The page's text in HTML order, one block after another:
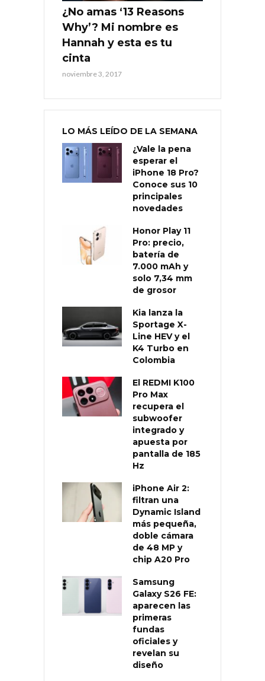
¿No amas ‘13 Reasons
Why’? Mi nombre es
Hannah y esta es tu
cinta
noviembre 3, 2017
LO MÁS LEÍDO DE LA SEMANA
¿Vale la pena
esperar el
iPhone 18 Pro?
Conoce sus 10
principales
novedades
Honor Play 11
Pro: precio,
batería de
7.000 mAh y
solo 7,34 mm
de grosor
Kia lanza la
Sportage X-
Line HEV y el
K4 Turbo en
Colombia
El REDMI K100
Pro Max
recupera el
subwoofer
integrado y
apuesta por
pantalla de 185
Hz
iPhone Air 2:
filtran una
Dynamic Island
más pequeña,
doble cámara
de 48 MP y
chip A20 Pro
Samsung
Galaxy S26 FE:
aparecen las
primeras
fundas
oficiales y
revelan su
diseño